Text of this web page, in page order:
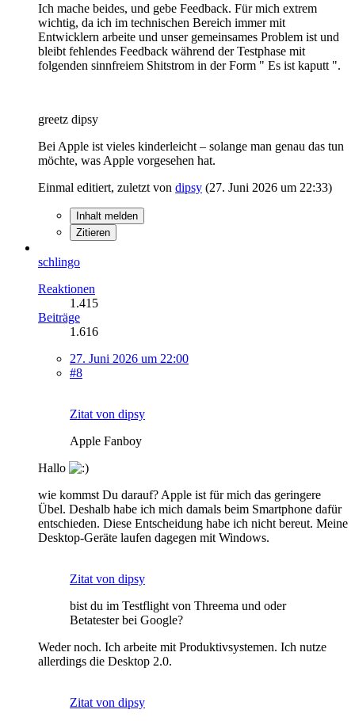
Ich mache beides, und gebe Feedback. Für mich extrem
wichtig, da ich im technischen Bereich immer mit
Entwicklern arbeite und unser gemeinsames Problem ist und
bleibt fehlendes Feedback während der Testphase mit
folgenden sinnfreiem Shitstrom in der Form " Es ist kaputt ".
greetz dipsy
Bei Apple ist vieles kinderleicht – solange man genau das tun
möchte, was Apple vorgesehen hat.
Einmal editiert, zuletzt von dipsy (27. Juni 2026 um 22:33)
Inhalt melden
Zitieren
schlingo
Reaktionen
1.415
Beiträge
1.616
27. Juni 2026 um 22:00
#8
Zitat von dipsy
Apple Fanboy
Hallo
wie kommst Du darauf? Apple ist für mich das geringere
Übel. Deshalb habe ich mich damals beim Smartphone dafür
entschieden. Diese Entscheidung habe ich nicht bereut. Meine
Desktop-Geräte laufen dagegen mit Windows.
Zitat von dipsy
bist du im Testflight von Threema und oder
Betatester bei Google?
Weder noch. Ich arbeite mit Produktivsystemen. Ich nutze
allerdings die Desktop 2.0.
Zitat von dipsy